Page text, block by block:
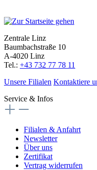
Zentrale Linz
Baumbachstraße 10
A-4020 Linz
Tel.: +43 732 77 78 11
Unsere Filialen Kontaktiere
Service & Infos
Filialen & Anfahrt
Newsletter
Über uns
Zertifikat
Vertrag widerrufen